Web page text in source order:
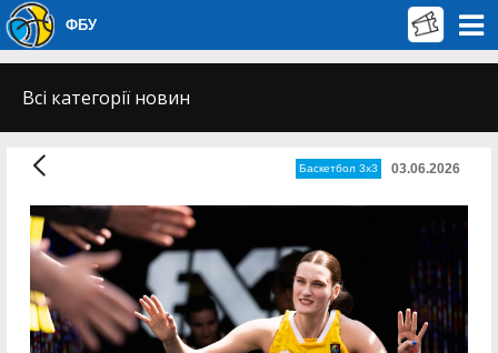
ФБУ
Всі категорії новин
Баскетбол 3х3 03.06.2026